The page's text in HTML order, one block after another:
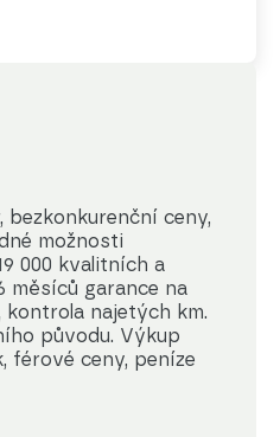
ceny,
možnosti
000 kvalitních a
měsíců garance na
najetých km.
původu. Výkup
férové ceny, peníze